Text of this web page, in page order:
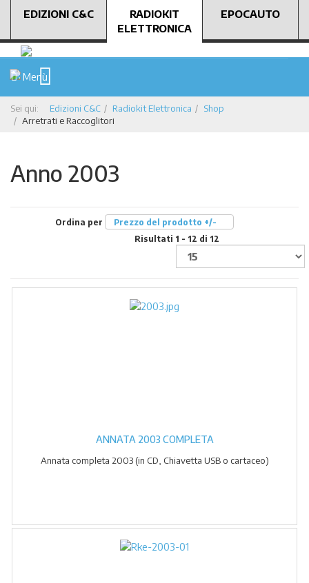
EDIZIONI C&C
RADIOKIT
ELETTRONICA
EPOCAUTO
Menù
Sei qui: Edizioni C&C Radiokit Elettronica
Shop
Arretrati e Raccoglitori
Anno 2003
Ordina per
Prezzo del prodotto +/-
Risultati 1 - 12 di 12
ANNATA 2003 COMPLETA
Annata completa 2003 (in CD, Chiavetta USB o cartaceo)